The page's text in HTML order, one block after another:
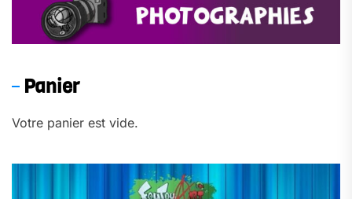
Panier
Votre panier est vide.